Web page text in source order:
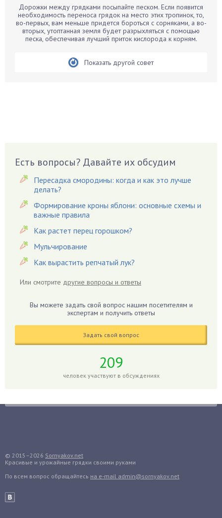
Бархатцы
Бегония
Белые грибы
Виноград
Вишня
Вредители
Гардения
Гацания
Гвоздики
Георгины
Герань
Гиппеаструм
Годжи
Грядки
Дорожки между грядками посыпайте песком. Если появится
необходимость переноса грядок на место этих тропинок, то,
во-первых, вам меньше придется бороться с сорняками, а во-
вторых, утоптанная земля будет разрыхляться с помощью
песка, обеспечивая лучший приток кислорода к корням.
Показать другой совет
Есть вопросы? Давайте их обсудим
Пересадка смородины: когда и как это лучше
делать?
Формирование кроны яблони: основные схемы и
важные правила
Как растет перец горошком?
Мульчирование
Как вырастить репчатый лук?
Или смотрите другие вопросы и ответы
Вы можете задать свой вопрос нашим посетителям и
экспертам и получить ответы
Задать свой вопрос
209
человек участвуют в обсуждениях
© 2015–2026 Sornyakov.net
Красивые и урожайные грядки своими руками
По всем вопрос обращайтесь на e-mail admin@sornyakov.net